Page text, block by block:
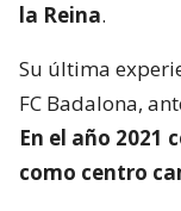
la Reina.
Su última
FC Badalona,
En el año 2021
como centro